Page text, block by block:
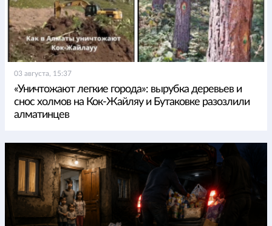
03 августа, 15:37
«Уничтожают легкие города»: вырубка деревьев и
снос холмов на Кок-Жайляу и Бутаковке разозлили
алматинцев